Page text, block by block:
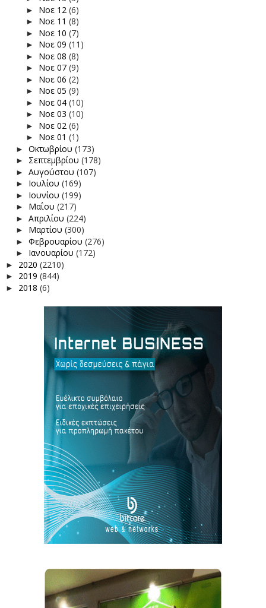
► Νοε 12 (6)
► Νοε 11 (8)
► Νοε 10 (7)
► Νοε 09 (11)
► Νοε 08 (8)
► Νοε 07 (9)
► Νοε 06 (2)
► Νοε 05 (9)
► Νοε 04 (10)
► Νοε 03 (10)
► Νοε 02 (6)
► Νοε 01 (1)
► Οκτωβρίου (173)
► Σεπτεμβρίου (178)
► Αυγούστου (107)
► Ιουλίου (169)
► Ιουνίου (199)
► Μαΐου (217)
► Απριλίου (224)
► Μαρτίου (300)
► Φεβρουαρίου (276)
► Ιανουαρίου (172)
► 2020 (2210)
► 2019 (844)
► 2018 (6)